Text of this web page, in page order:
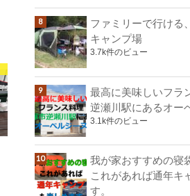
ファミリーで行ける
キャンプ場
3.7k件のビュー
最高に美味しいフラ
逆瀬川駅にあるオー
3.1k件のビュー
我が家おすすめの寝
これがあれば通年キ
す。